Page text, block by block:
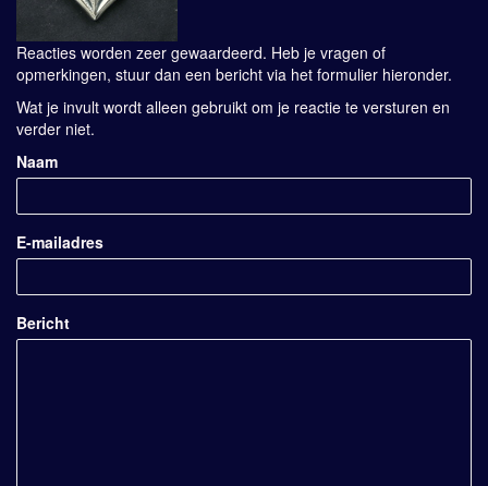
Reacties worden zeer gewaardeerd. Heb je vragen of
opmerkingen, stuur dan een bericht via het formulier hieronder.
Wat je invult wordt alleen gebruikt om je reactie te versturen en
verder niet.
Naam
E-mailadres
Bericht